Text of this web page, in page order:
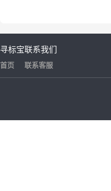
寻标宝
首页
联系我们
联系客服